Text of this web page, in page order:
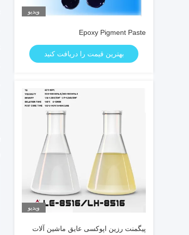
ویدیو
Epoxy Pigment Paste
بهترین قیمت را دریافت کنید
ویدیو
پیگمنت رزین اپوکسی عایق ماشین آلات